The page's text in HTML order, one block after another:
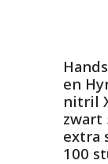
en
nitril
zwart
extra
100